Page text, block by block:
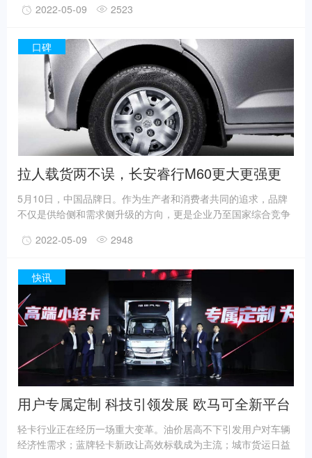
理周华、政研主任王玮楠等领导出席仪式。
2022-05-09 2523
口碑
拉人载货两不误，长安睿行M60更大更强更
能扛
5月10日，中国品牌日。作为生产者和消费者共同的追求，品牌
不仅是供给侧和需求侧升级的方向，更是企业乃至国家综合竞争
话，更加证明了品牌是影响消费者决策的重要因素。
2022-05-09 2948
快讯
用户专属定制 科技引领发展 欧马可全新平台
奏出轻卡行业最强音
轻卡行业正在经历一场重大变革。油价居高不下引发用户对车辆
经济性需求；蓝牌轻卡新政让高效标载成为主流；城市货运日益